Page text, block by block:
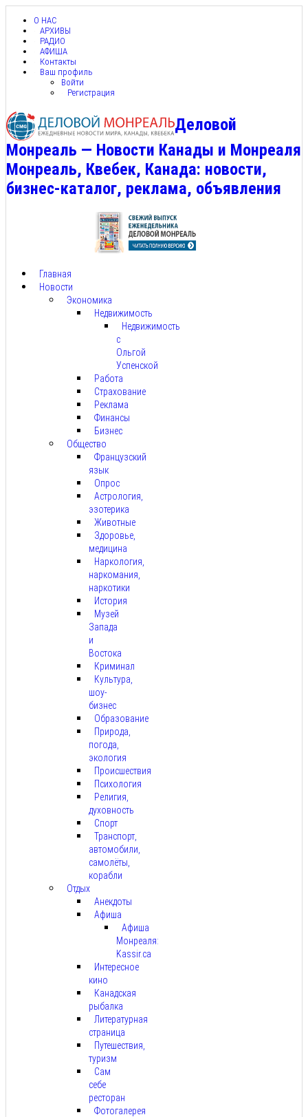
О НАС
АРХИВЫ
РАДИО
АФИША
Контакты
Ваш профиль
Войти
Регистрация
Деловой
Монреаль — Новости Канады и Монреаля
Монреаль, Квебек, Канада: новости,
бизнес-каталог, реклама, объявления
Главная
Новости
Экономика
Недвижимость
Недвижимость
с
Ольгой
Успенской
Работа
Страхование
Реклама
Финансы
Бизнес
Общество
Французский
язык
Опрос
Астрология,
эзотерика
Животные
Здоровье,
медицина
Наркология,
наркомания,
наркотики
История
Музей
Запада
и
Востока
Криминал
Культура,
шоу-
бизнес
Образование
Природа,
погода,
экология
Происшествия
Психология
Религия,
духовность
Спорт
Транспорт,
автомобили,
самолёты,
корабли
Отдых
Анекдоты
Афиша
Афиша
Монреаля:
Kassir.ca
Интересное
кино
Канадская
рыбалка
Литературная
страница
Путешествия,
туризм
Сам
себе
ресторан
Фотогалерея